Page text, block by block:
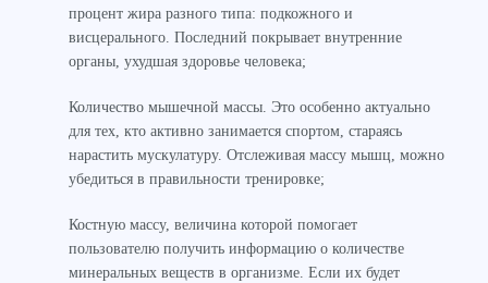
процент жира разного типа: подкожного и
висцерального. Последний покрывает внутренние
органы, ухудшая здоровье человека;
Количество мышечной массы. Это особенно актуально
для тех, кто активно занимается спортом, стараясь
нарастить мускулатуру. Отслеживая массу мышц, можно
убедиться в правильности тренировке;
Костную массу, величина которой помогает
пользователю получить информацию о количестве
минеральных веществ в организме. Если их будет